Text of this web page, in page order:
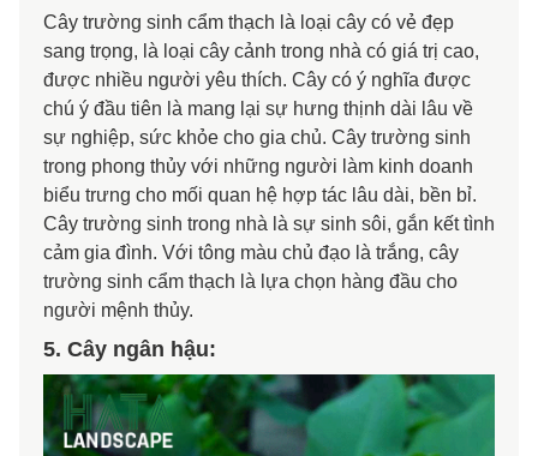
Cây trường sinh cẩm thạch là loại cây có vẻ đẹp
sang trọng, là loại cây cảnh trong nhà có giá trị cao,
được nhiều người yêu thích. Cây có ý nghĩa được
chú ý đầu tiên là mang lại sự hưng thịnh dài lâu về
sự nghiệp, sức khỏe cho gia chủ. Cây trường sinh
trong phong thủy với những người làm kinh doanh
biểu trưng cho mối quan hệ hợp tác lâu dài, bền bỉ.
Cây trường sinh trong nhà là sự sinh sôi, gắn kết tình
cảm gia đình. Với tông màu chủ đạo là trắng, cây
trường sinh cẩm thạch là lựa chọn hàng đầu cho
người mệnh thủy.
5. Cây ngân hậu: